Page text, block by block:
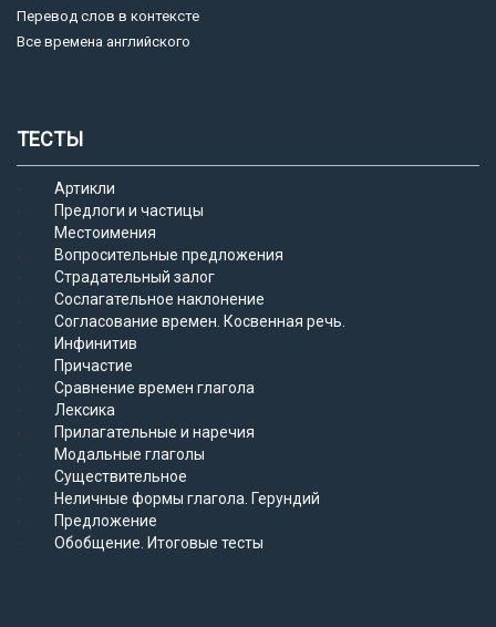
Перевод слов в контексте
Все времена английского
ТЕСТЫ
Артикли
Предлоги и частицы
Местоимения
Вопросительные предложения
Страдательный залог
Сослагательное наклонение
Согласование времен. Косвенная речь.
Инфинитив
Причастие
Сравнение времен глагола
Лексика
Прилагательные и наречия
Модальные глаголы
Существительное
Неличные формы глагола. Герундий
Предложение
Обобщение. Итоговые тесты